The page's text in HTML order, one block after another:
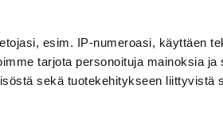
esim. IP-numeroasi, käyttäen
tarjota personoituja mainoksia ja
sekä tuotekehitykseen liittyvistä